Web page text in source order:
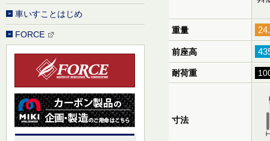
重量
前座高
耐荷重
寸法
車いすことはじめ
FORCE